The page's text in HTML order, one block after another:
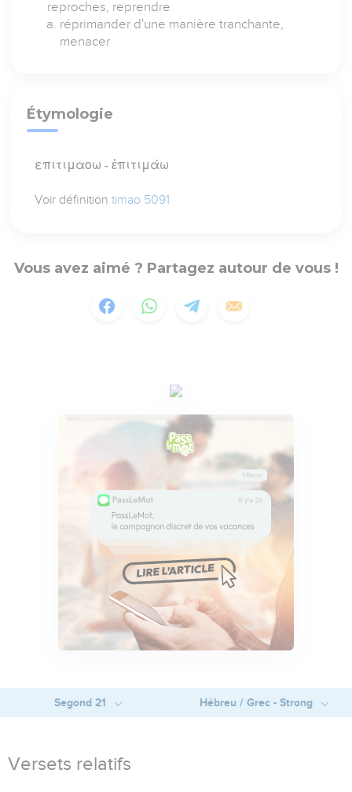
reproches, reprendre
réprimander d'une manière tranchante,
menacer
Étymologie
επιτιμαοω - ἐπιτιμάω
Voir définitiontimao 5091
Vous avez aimé ? Partagez autour de vous !
Segond 21 Hébreu / Grec - Strong
Versets relatifs